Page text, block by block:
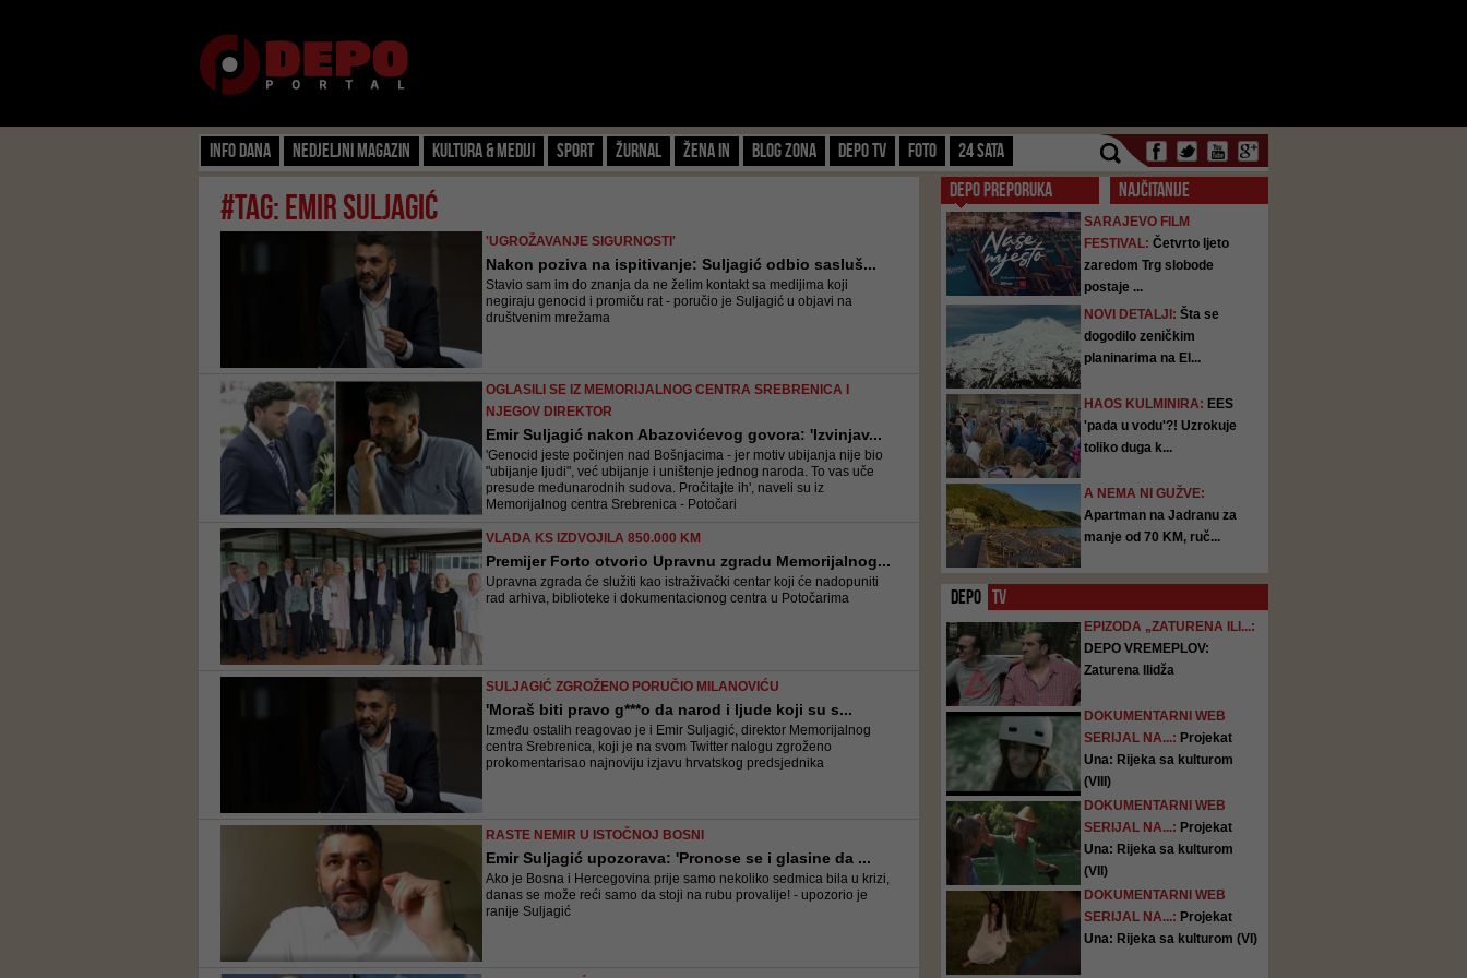
Info dana Nedjeljni magazin Kultura & Mediji Sport Žurnal Žena IN Blog zona Depo TV FOTO 24 SATA
#tag: emir suljagić
'UGROŽAVANJE SIGURNOSTI'
Nakon poziva na ispitivanje: Suljagić odbio sasluš...
Stavio sam im do znanja da ne želim kontakt sa medijima koji
negiraju genocid i promiču rat - poručio je Suljagić u objavi na
društvenim mrežama
OGLASILI SE IZ MEMORIJALNOG CENTRA SREBRENICA I
NJEGOV DIREKTOR
Emir Suljagić nakon Abazovićevog govora: 'Izvinjav...
'Genocid jeste počinjen nad Bošnjacima - jer motiv ubijanja nije bio
"ubijanje ljudi", već ubijanje i uništenje jednog naroda. To vas uče
presude međunarodnih sudova. Pročitajte ih', naveli su iz
Memorijalnog centra Srebrenica - Potočari
VLADA KS IZDVOJILA 850.000 KM
Premijer Forto otvorio Upravnu zgradu Memorijalnog...
Upravna zgrada će služiti kao istraživački centar koji će nadopuniti
rad arhiva, biblioteke i dokumentacionog centra u Potočarima
SULJAGIĆ ZGROŽENO PORUČIO MILANOVIĆU
'Moraš biti pravo g***o da narod i ljude koji su s...
Između ostalih reagovao je i Emir Suljagić, direktor Memorijalnog
centra Srebrenica, koji je na svom Twitter nalogu zgroženo
prokomentarisao najnoviju izjavu hrvatskog predsjednika
RASTE NEMIR U ISTOČNOJ BOSNI
Emir Suljagić upozorava: 'Pronose se i glasine da ...
Ako je Bosna i Hercegovina prije samo nekoliko sedmica bila u krizi,
danas se može reći samo da stoji na rubu provalije! - upozorio je
ranije Suljagić
DEPO PREPORUKA NAJČITANIJE
SARAJEVO FILM
FESTIVAL: Četvrto ljeto
zaredom Trg slobode
postaje ...
NOVI DETALJI: Šta se
dogodilo zeničkim
planinarima na El...
HAOS KULMINIRA: EES
'pada u vodu'?! Uzrokuje
toliko duga k...
A NEMA NI GUŽVE:
Apartman na Jadranu za
manje od 70 KM, ruč...
DEPO TV
EPIZODA „ZATURENA ILI...:
DEPO VREMEPLOV:
Zaturena Ilidža
DOKUMENTARNI WEB
SERIJAL NA...: Projekat
Una: Rijeka sa kulturom
(VIII)
DOKUMENTARNI WEB
SERIJAL NA...: Projekat
Una: Rijeka sa kulturom
(VII)
DOKUMENTARNI WEB
SERIJAL NA...: Projekat
Una: Rijeka sa kulturom (VI)